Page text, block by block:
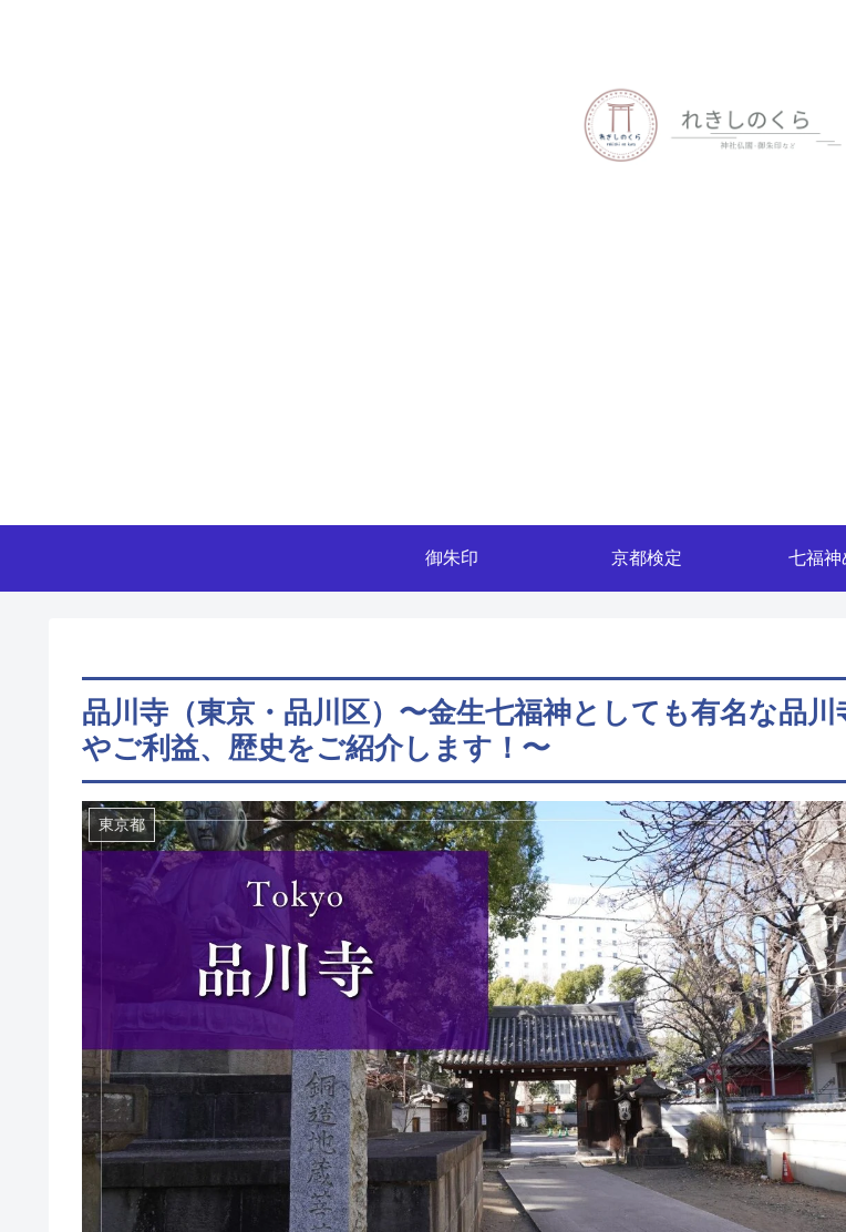
御朱印 京都検定 七福神
品川寺（東京・品川区）〜金生七福神としても有名な品川
やご利益、歴史をご紹介します！〜
東京都